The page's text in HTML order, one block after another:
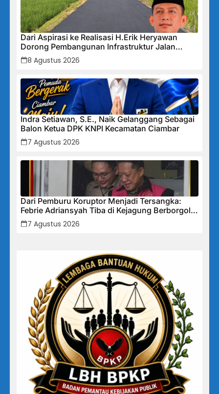
Dari Aspirasi ke Realisasi H.Erik Heryawan
Dorong Pembangunan Infrastruktur Jalan
Cikalong Bunder
8 Agustus 2026
Indra Setiawan, S.E., Naik Gelanggang Sebagai
Balon Ketua DPK KNPI Kecamatan Ciambar
7 Agustus 2026
Dari Pemburu Koruptor Menjadi Tersangka:
Febrie Adriansyah Tiba di Kejagung Berborgol,
Bawa Map Biru dan Senyum Penuh Teka-teki
7 Agustus 2026